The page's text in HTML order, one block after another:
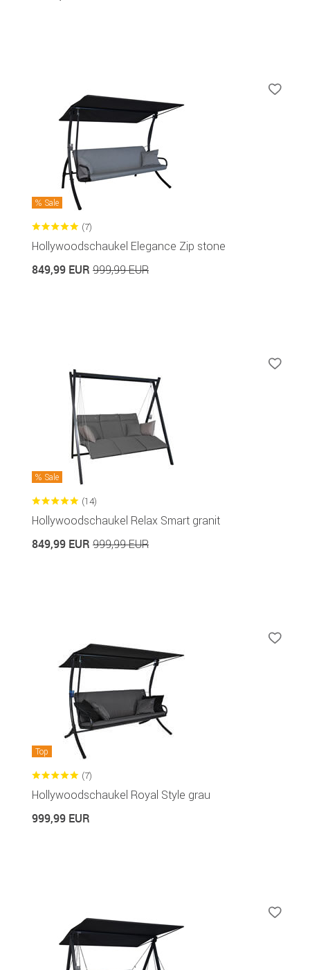
Sale
(7)
Hollywoodschaukel Elegance Zip stone
849,99 EUR 999,99 EUR
Sale
(14)
Hollywoodschaukel Relax Smart granit
849,99 EUR 999,99 EUR
Top
(7)
Hollywoodschaukel Royal Style grau
999,99 EUR